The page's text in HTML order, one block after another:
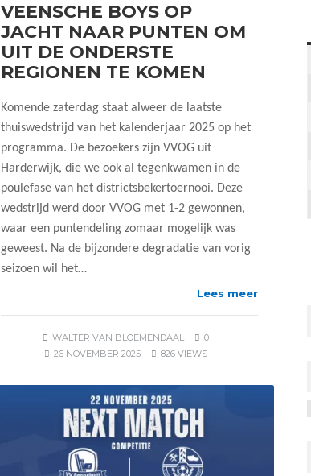
VEENSCHE BOYS OP
JACHT NAAR PUNTEN OM
UIT DE ONDERSTE
REGIONEN TE KOMEN
Komende zaterdag staat alweer de laatste
thuiswedstrijd van het kalenderjaar 2025 op het
programma. De bezoekers zijn VVOG uit
Harderwijk, die we ook al tegenkwamen in de
poulefase van het districtsbekertoernooi. Deze
wedstrijd werd door VVOG met 1-2 gewonnen,
waar een puntendeling zomaar mogelijk was
geweest. Na de bijzondere degradatie van vorig
seizoen wil het…
Lees meer
WALTER VAN BLOEMENDAAL
0
26 NOVEMBER 2025
826 VIEWS